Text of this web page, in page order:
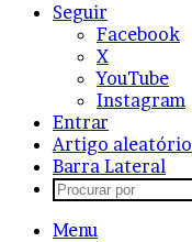
Seguir
Facebook
X
YouTube
Instagram
Entrar
Artigo aleatório
Barra Lateral
Menu